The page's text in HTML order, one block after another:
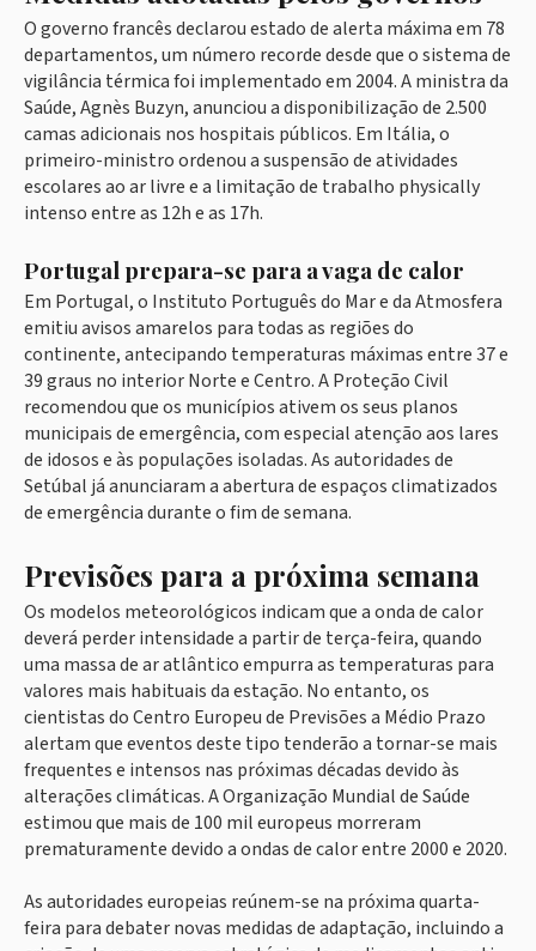
O governo francês declarou estado de alerta máxima em 78
departamentos, um número recorde desde que o sistema de
vigilância térmica foi implementado em 2004. A ministra da
Saúde, Agnès Buzyn, anunciou a disponibilização de 2.500
camas adicionais nos hospitais públicos. Em Itália, o
primeiro-ministro ordenou a suspensão de atividades
escolares ao ar livre e a limitação de trabalho physically
intenso entre as 12h e as 17h.
Portugal prepara-se para a vaga de calor
Em Portugal, o Instituto Português do Mar e da Atmosfera
emitiu avisos amarelos para todas as regiões do
continente, antecipando temperaturas máximas entre 37 e
39 graus no interior Norte e Centro. A Proteção Civil
recomendou que os municípios ativem os seus planos
municipais de emergência, com especial atenção aos lares
de idosos e às populações isoladas. As autoridades de
Setúbal já anunciaram a abertura de espaços climatizados
de emergência durante o fim de semana.
Previsões para a próxima semana
Os modelos meteorológicos indicam que a onda de calor
deverá perder intensidade a partir de terça-feira, quando
uma massa de ar atlântico empurra as temperaturas para
valores mais habituais da estação. No entanto, os
cientistas do Centro Europeu de Previsões a Médio Prazo
alertam que eventos deste tipo tenderão a tornar-se mais
frequentes e intensos nas próximas décadas devido às
alterações climáticas. A Organização Mundial de Saúde
estimou que mais de 100 mil europeus morreram
prematuramente devido a ondas de calor entre 2000 e 2020.
As autoridades europeias reúnem-se na próxima quarta-
feira para debater novas medidas de adaptação, incluindo a